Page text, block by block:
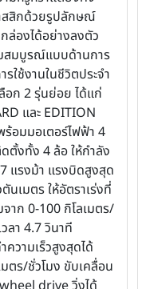
สสิกด้วยรูปลักษณ์
ล่องได้อย่างลงตัว
สมบูรณ์แบบด้านการ
รใช้งานในชีวิตประจำ
อก 2 รุ่นย่อย ได้แก่
และ EDITION
ร้อมมอเตอร์ไฟฟ้า 4
ตั้งทั้ง 4 ล้อ ให้กำลัง
แรงม้า แรงบิดสูงสุด
นเมตร ให้อัตราเร่งที่
าก 0-100 กิโลเมตร/
วลา 4.7 วินาที
ความเร็วสูงสุดได้
มตร/ชั่วโมง ขับเคลื่อน